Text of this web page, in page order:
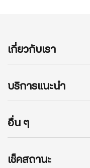
เกี่ยวกับเรา
บริการแนะนำ
อื่น ๆ
เช็คสถานะ